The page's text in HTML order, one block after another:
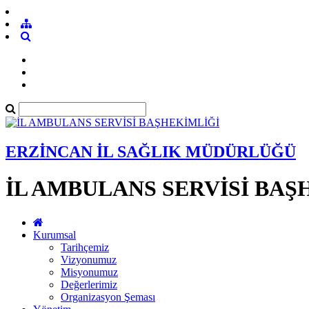
ERZİNCAN İL SAĞLIK MÜDÜRLÜĞÜ
İL AMBULANS SERVİSİ
Kurumsal
Tarihçemiz
Vizyonumuz
Misyonumuz
Değerlerimiz
Organizasyon Şeması